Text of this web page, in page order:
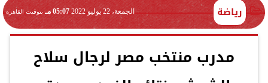
رياضة الجمعة، 22 يوليو 2022 05:07 مـ بتوقيت القاهرة
مدرب منتخب مصر لرجال سلاح